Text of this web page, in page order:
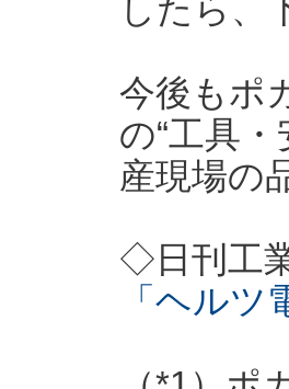
したら、
今後もポ
の“工具
産現場の
◇日刊工
「ヘル